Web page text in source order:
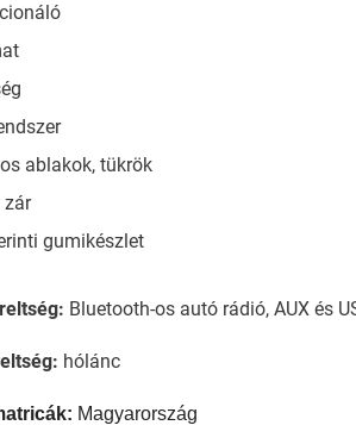
ablakok, tükrök
zár
gumikészlet
Bluetooth-os autó rádió, AUX és
hólánc
Magyarország